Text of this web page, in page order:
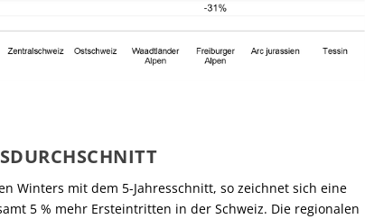
Winters mit dem 5-Jahresschnitt, so zeichnet sich eine
5 % mehr Ersteintritten in der Schweiz. Die regionalen